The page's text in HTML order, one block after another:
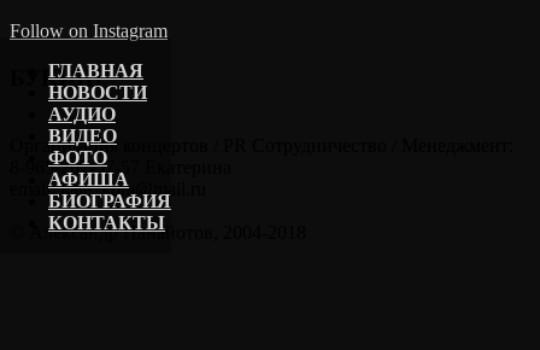
ГЛАВНАЯ
НОВОСТИ
АУДИО
ВИДЕО
ФОТО
АФИША
БИОГРАФИЯ
КОНТАКТЫ
Follow on Instagram
БУКИНГ
Организация концертов / PR Сотрудничество / Менеджмент:
8-965-202-57-57 Екатерина
email: kate_kora@mail.ru
© Александр Панайотов, 2004-2018